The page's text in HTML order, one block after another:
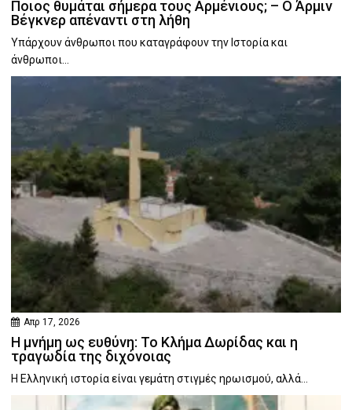
Ποιος θυμάται σήμερα τους Αρμένιους; – Ο Άρμιν
Βέγκνερ απέναντι στη λήθη
Υπάρχουν άνθρωποι που καταγράφουν την Ιστορία και
άνθρωποι...
Απρ 17, 2026
Η μνήμη ως ευθύνη: Το Κλήμα Δωρίδας και η
τραγωδία της διχόνοιας
Η Ελληνική ιστορία είναι γεμάτη στιγμές ηρωισμού, αλλά...